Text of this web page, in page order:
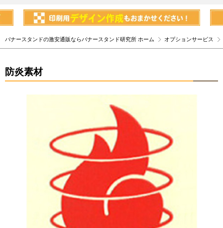
バナースタンドの激安通販ならバナースタンド研究所 ホーム オプションサービス
防炎素材